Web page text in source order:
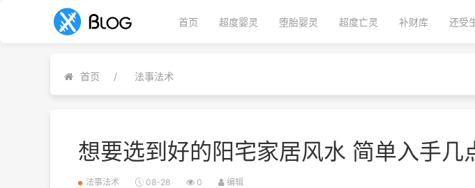
首页 超度婴灵 堕胎婴灵 超度亡灵 补财库 还受
首页 法事法术
想要选到好的阳宅家居风水 简单入手几
法事法术 08-28 0 编辑